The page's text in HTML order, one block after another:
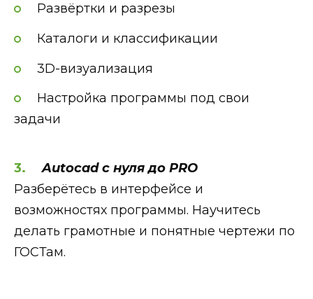
Развёртки и разрезы
Каталоги и классификации
3D-визуализация
Настройка программы под свои
задачи
Autocad с нуля до PRO
Разберётесь в интерфейсе и
возможностях программы. Научитесь
делать грамотные и понятные чертежи по
ГОСТам.